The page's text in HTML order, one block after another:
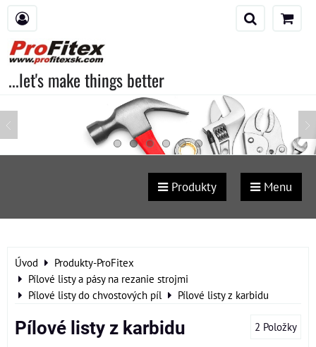
...let's make things better
Produkty Menu
Úvod
Produkty-ProFitex
Pílové listy a pásy na rezanie strojmi
Pílové listy do chvostových píl
Pílové listy z karbidu
Pílové listy z karbidu 2 Položky